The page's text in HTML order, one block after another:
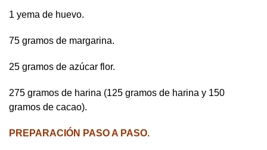
1 yema de huevo.
75 gramos de margarina.
25 gramos de azúcar flor.
275 gramos de harina (125 gramos de harina y 150
gramos de cacao).
PREPARACIÓN PASO A PASO.